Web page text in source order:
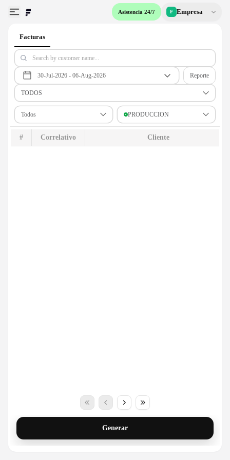
Asistencia 24/7 F Empresa
Facturas
Reporte
TODOS
Todos PRODUCCION
# Correlativo Cliente
Generar